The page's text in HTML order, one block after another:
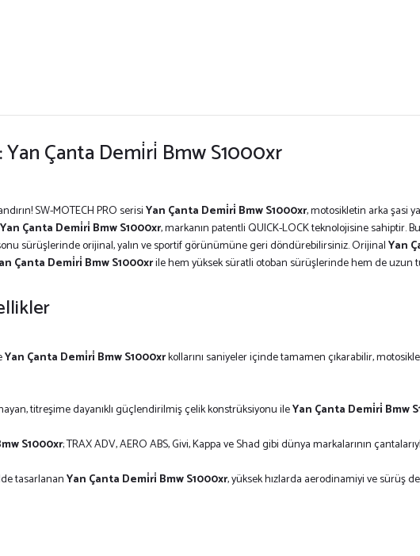
Çanta Demi̇ri̇ Bmw S1000xr
SW-MOTECH PRO serisiYan Çanta Demi̇ri̇ Bmw S1000xr, motosikletin arka şasi
Yan Çanta Demi̇ri̇ Bmw S1000xr, markanın patentli QUICK-LOCK teknolojisine sahiptir.
sürüşlerinde orijinal, yalın ve sportif görünümüne geri döndürebilirsiniz. OrijinalYan
Çanta Demi̇ri̇ Bmw S1000xrile hem yüksek süratli otoban sürüşlerinde hem de
Yan Çanta Demi̇ri̇ Bmw S1000xrkollarını saniyeler içinde tamamen çıkarabilir,
titreşime dayanıklı güçlendirilmiş çelik konstrüksiyonu ileYan Çanta Demi̇ri̇ Bmw
S1000xr; TRAX ADV, AERO ABS, Givi, Kappa ve Shad gibi dünya markalarının
tasarlananYan Çanta Demi̇ri̇ Bmw S1000xr, yüksek hızlarda aerodinamiyi ve sürüş